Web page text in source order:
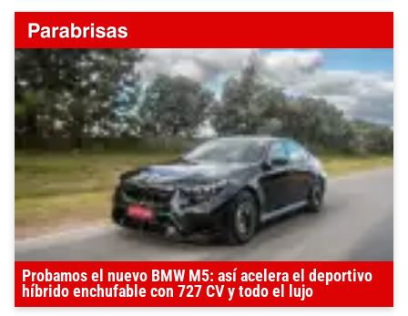
Probamos el nuevo BMW M5: así acelera el deportivo
híbrido enchufable con 727 CV y todo el lujo